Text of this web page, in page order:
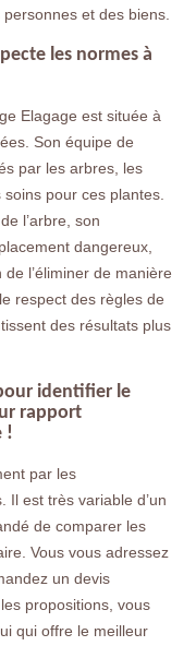
et des biens.
les normes à
Elagage est située à
Son équipe de
par les arbres, les
pour ces plantes.
l’arbre, son
dangereux,
l’éliminer de manière
respect des règles de
des résultats plus
identifier le
rapport
!
par les
Il est très variable d’un
de comparer les
Vous vous adressez
un devis
propositions, vous
qui offre le meilleur